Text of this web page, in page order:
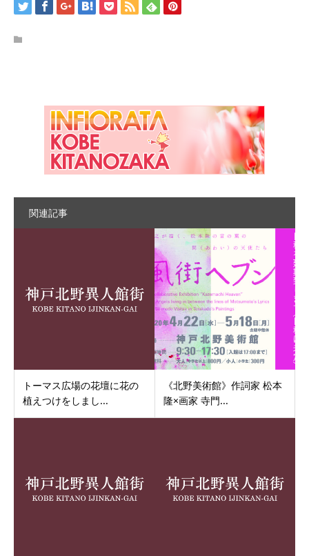
関連記事
トーマス広場の花壇に花の
植えつけをしまし...
《北野美術館》作詞家 松本
隆×画家 寺門...